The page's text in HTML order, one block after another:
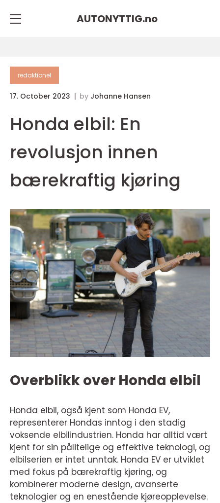
AUTONYTTIG.no
redaktionel
17. October 2023 by Johanne Hansen
Honda elbil: En
revolusjon innen
bærekraftig kjøring
Overblikk over Honda elbil
Honda elbil, også kjent som Honda EV,
representerer Hondas inntog i den stadig
voksende elbilindustrien. Honda har alltid vært
kjent for sin pålitelige og effektive teknologi, og
elbilserien er intet unntak. Honda EV er utviklet
med fokus på bærekraftig kjøring, og
kombinerer moderne design, avanserte
teknologier og en enestående kjøreopplevelse.